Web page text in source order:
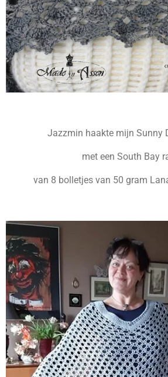
Jazzmin haakte mijn Sunny
met een South Bay
van 8 bolletjes van 50 gram